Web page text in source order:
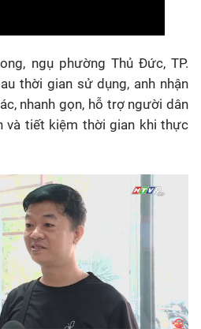
ngụ phường Thủ Đức, TP.
thời gian sử dụng, anh nhận
nhanh gọn, hỗ trợ người dân
và tiết kiệm thời gian khi thực